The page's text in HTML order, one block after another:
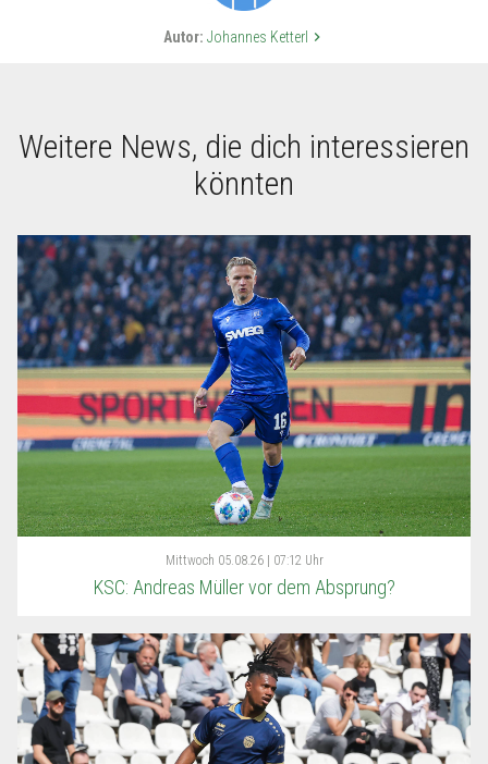
Autor: Johannes Ketterl keyboard_arrow_right
Weitere News, die dich interessieren
könnten
Mittwoch 05.08.26 | 07:12 Uhr
KSC: Andreas Müller vor dem Absprung?